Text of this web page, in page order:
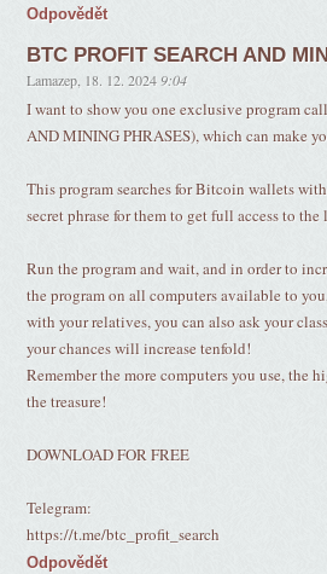
Odpovědět
BTC PROFIT SEARCH AND
Lamazep 18. 12. 2024 9:04
I want to show you one exclusive program
AND MINING PHRASES), which can make
This program searches for Bitcoin wallets
secret phrase for them to get full access to
Run the program and wait, and in order to
the program on all computers available to
with your relatives, you can also ask your
your chances will increase tenfold!
Remember the more computers you use, the
the treasure!
DOWNLOAD FOR FREE
Telegram:
https://t.me/btc_profit_search
Odpovědět